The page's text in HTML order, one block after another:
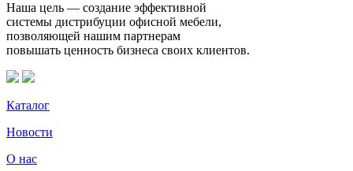
Наша цель — создание эффективной
системы дистрибуции офисной мебели,
позволяющей нашим партнерам
повышать ценность бизнеса своих клиентов.
Каталог
Новости
О нас